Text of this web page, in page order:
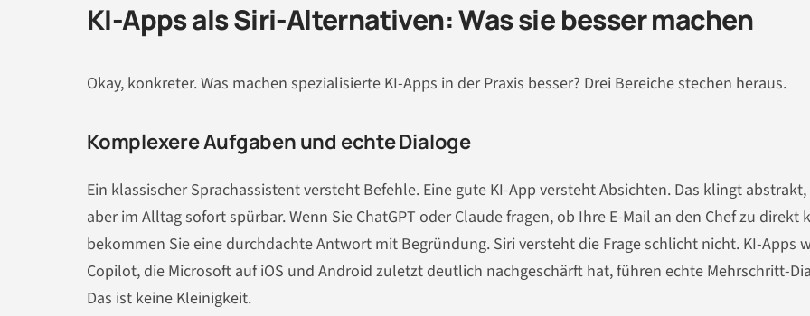
KI-Apps als Siri-Alternativen: Was sie besser machen
Okay, konkreter. Was machen spezialisierte KI-Apps in der Praxis besser? Drei Bereiche stechen heraus.
Komplexere Aufgaben und echte Dialoge
Ein klassischer Sprachassistent versteht Befehle. Eine gute KI-App versteht Absichten. Das klingt
aber im Alltag sofort spürbar. Wenn Sie ChatGPT oder Claude fragen, ob Ihre E-Mail an den Chef zu direkt
bekommen Sie eine durchdachte Antwort mit Begründung. Siri versteht die Frage schlicht nicht. KI-Apps
Copilot, die Microsoft auf iOS und Android zuletzt deutlich nachgeschärft hat, führen echte Mehrschritt-
Das ist keine Kleinigkeit.